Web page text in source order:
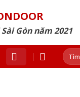
Gòn năm 2021
Tìm
kiếm: